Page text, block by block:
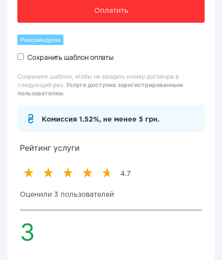
Оплатить
Рекомендуем
Сохранить шаблон оплаты
Сохраните шаблон, чтобы не вводить номер договора в
следующий раз. Услуга доступна зарегистрированным
пользователям.
Комиссия 1.52%, не менее 5 грн.
Рейтинг услуги
4.7
Оценили 3 пользователей
3